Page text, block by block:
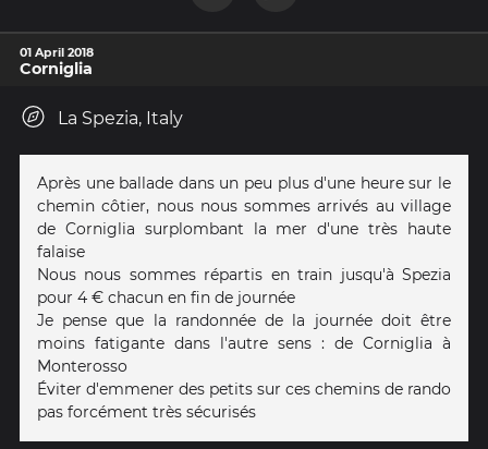
01 April 2018
Corniglia
La Spezia, Italy
Après une ballade dans un peu plus d'une heure sur le
chemin côtier, nous nous sommes arrivés au village
de Corniglia surplombant la mer d'une très haute
falaise
Nous nous sommes répartis en train jusqu'à Spezia
pour 4 € chacun en fin de journée
Je pense que la randonnée de la journée doit être
moins fatigante dans l'autre sens : de Corniglia à
Monterosso
Éviter d'emmener des petits sur ces chemins de rando
pas forcément très sécurisés